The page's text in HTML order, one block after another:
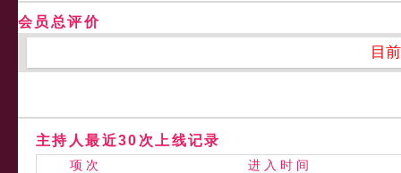
会员总评价
目
主持人最近30次上线记录
项 次 进 入 时 间